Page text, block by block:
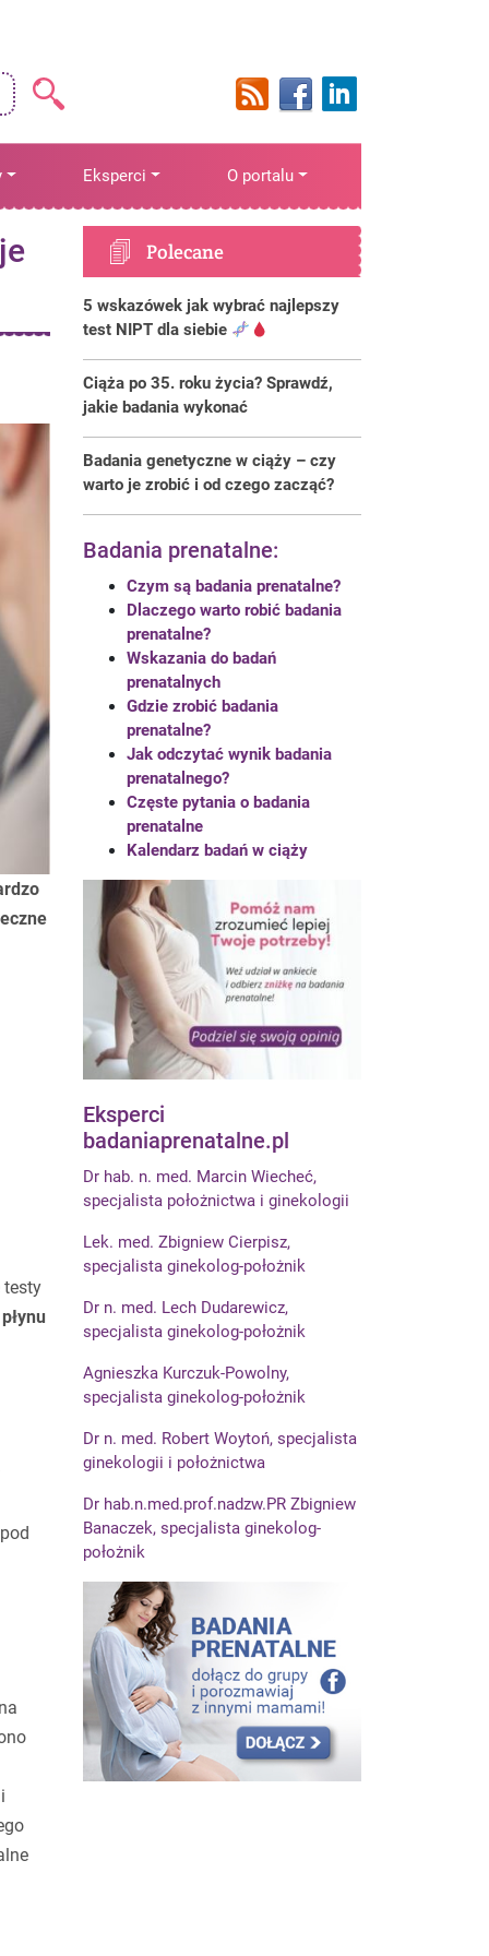
Eksperci O portalu
testy
Polecane
5 wskazówek jak wybrać najlepszy
test NIPT dla siebie
Ciąża po 35. roku życia? Sprawdź,
jakie badania wykonać
Badania genetyczne w ciąży – czy
warto je zrobić i od czego zacząć?
Badania prenatalne:
Czym są badania prenatalne?
Dlaczego warto robić badania
prenatalne?
Wskazania do badań
prenatalnych
Gdzie zrobić badania
prenatalne?
Jak odczytać wynik badania
prenatalnego?
Częste pytania o badania
prenatalne
Kalendarz badań w ciąży
Eksperci
badaniaprenatalne.pl
Dr hab. n. med. Marcin Wiecheć,
specjalista położnictwa i ginekologii
Lek. med. Zbigniew Cierpisz,
specjalista ginekolog-położnik
Dr n. med. Lech Dudarewicz,
specjalista ginekolog-położnik
Agnieszka Kurczuk-Powolny,
specjalista ginekolog-położnik
Dr n. med. Robert Woytoń, specjalista
ginekologii i położnictwa
Dr hab.n.med.prof.nadzw.PR Zbigniew
Banaczek, specjalista ginekolog-
położnik